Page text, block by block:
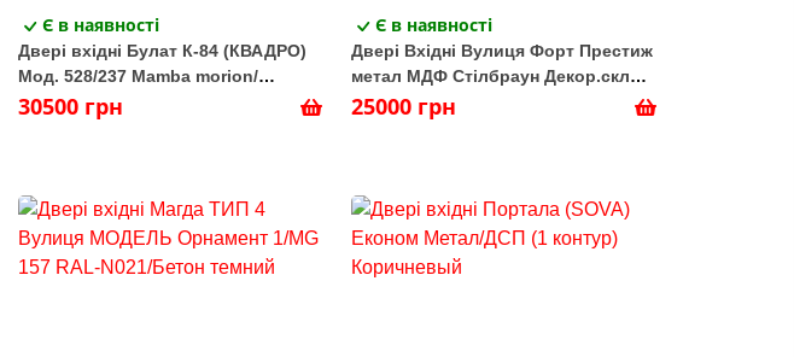
Є в наявності
Двері вхідні Булат К-84 (КВАДРО)
Мод. 528/237 Mamba morion/
Мусонне дерево св. - Metalic Bl/Wh
30500 грн
Є в наявності
Двері Вхідні Вулиця Форт Престиж
метал МДФ Стілбраун Декор.скло
(лакобель)
25000 грн